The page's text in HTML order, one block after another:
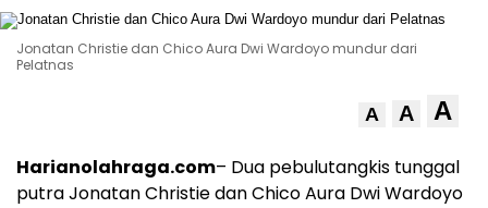
Jonatan Christie dan Chico Aura Dwi Wardoyo mundur dari
Pelatnas
A A A
Harianolahraga.com– Dua pebulutangkis tunggal
putra Jonatan Christie dan Chico Aura Dwi Wardoyo